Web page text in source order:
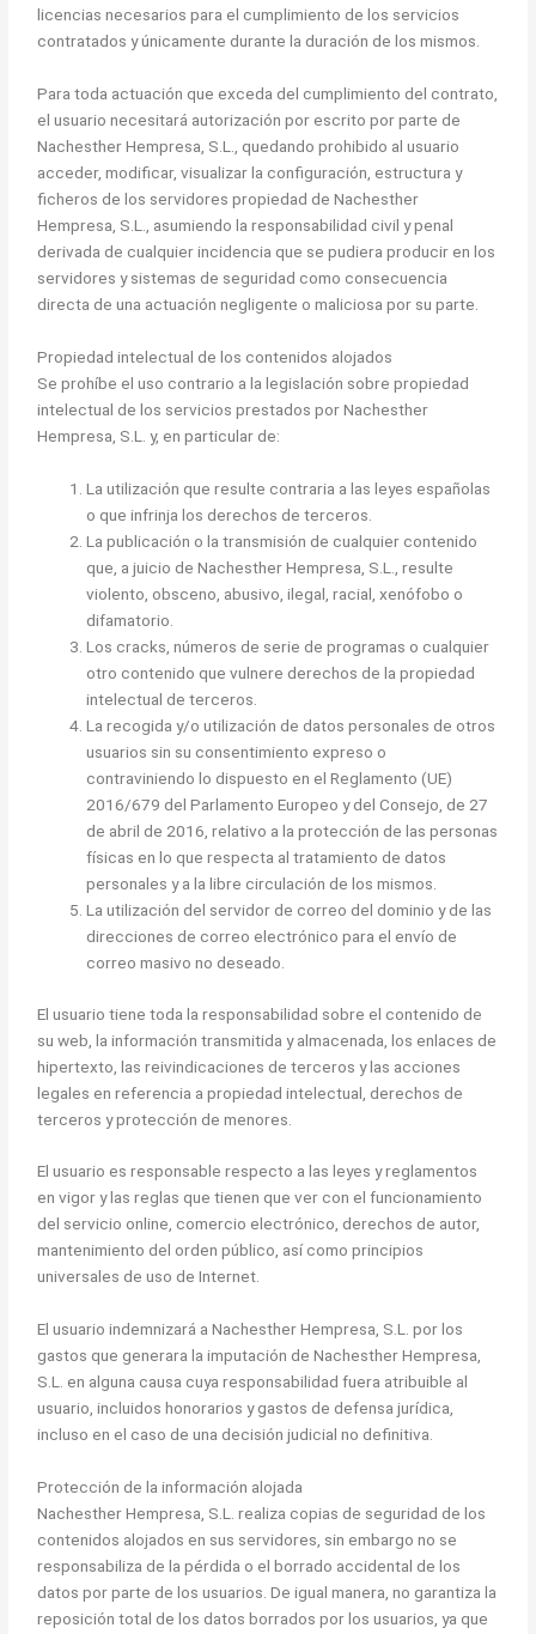
licencias necesarios para el cumplimiento de los servicios
contratados y únicamente durante la duración de los mismos.
Para toda actuación que exceda del cumplimiento del contrato,
el usuario necesitará autorización por escrito por parte de
Nachesther Hempresa, S.L., quedando prohibido al usuario
acceder, modificar, visualizar la configuración, estructura y
ficheros de los servidores propiedad de Nachesther
Hempresa, S.L., asumiendo la responsabilidad civil y penal
derivada de cualquier incidencia que se pudiera producir en los
servidores y sistemas de seguridad como consecuencia
directa de una actuación negligente o maliciosa por su parte.
Propiedad intelectual de los contenidos alojados
Se prohíbe el uso contrario a la legislación sobre propiedad
intelectual de los servicios prestados por Nachesther
Hempresa, S.L. y, en particular de:
La utilización que resulte contraria a las leyes españolas
o que infrinja los derechos de terceros.
La publicación o la transmisión de cualquier contenido
que, a juicio de Nachesther Hempresa, S.L., resulte
violento, obsceno, abusivo, ilegal, racial, xenófobo o
difamatorio.
Los cracks, números de serie de programas o cualquier
otro contenido que vulnere derechos de la propiedad
intelectual de terceros.
La recogida y/o utilización de datos personales de otros
usuarios sin su consentimiento expreso o
contraviniendo lo dispuesto en el Reglamento (UE)
2016/679 del Parlamento Europeo y del Consejo, de 27
de abril de 2016, relativo a la protección de las personas
físicas en lo que respecta al tratamiento de datos
personales y a la libre circulación de los mismos.
La utilización del servidor de correo del dominio y de las
direcciones de correo electrónico para el envío de
correo masivo no deseado.
El usuario tiene toda la responsabilidad sobre el contenido de
su web, la información transmitida y almacenada, los enlaces de
hipertexto, las reivindicaciones de terceros y las acciones
legales en referencia a propiedad intelectual, derechos de
terceros y protección de menores.
El usuario es responsable respecto a las leyes y reglamentos
en vigor y las reglas que tienen que ver con el funcionamiento
del servicio online, comercio electrónico, derechos de autor,
mantenimiento del orden público, así como principios
universales de uso de Internet.
El usuario indemnizará a Nachesther Hempresa, S.L. por los
gastos que generara la imputación de Nachesther Hempresa,
S.L. en alguna causa cuya responsabilidad fuera atribuible al
usuario, incluidos honorarios y gastos de defensa jurídica,
incluso en el caso de una decisión judicial no definitiva.
Protección de la información alojada
Nachesther Hempresa, S.L. realiza copias de seguridad de los
contenidos alojados en sus servidores, sin embargo no se
responsabiliza de la pérdida o el borrado accidental de los
datos por parte de los usuarios. De igual manera, no garantiza la
reposición total de los datos borrados por los usuarios, ya que